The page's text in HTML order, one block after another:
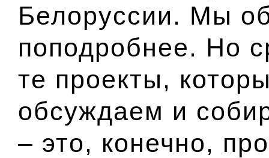
Белоруссии. Мы
поподробнее. Но
те проекты,
обсуждаем и
– это, конечно,